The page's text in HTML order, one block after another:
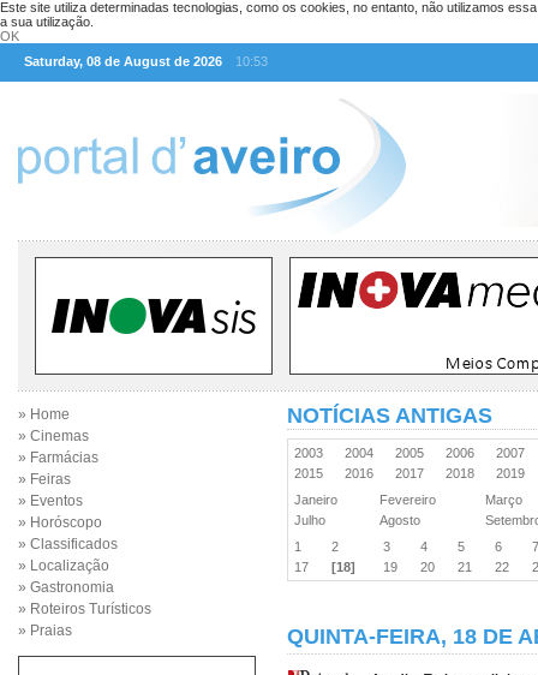
Este site utiliza determinadas tecnologias, como os cookies, no entanto, não utilizamos
a sua utilização.
OK
Saturday, 08 de August de 2026
10:53
» Home
» Cinemas
» Farmácias
» Feiras
» Eventos
» Horóscopo
» Classificados
» Localização
» Gastronomia
» Roteiros Turísticos
» Praias
NOTÍCIAS ANTIGAS
2003 2004 2005 2006
2007
2015
2016 2017 2018
2019
Janeiro
Fevereiro
Março
Julho
Agosto
1
2 3 4 5 6
17
[18] 19 20 21 22
QUINTA-FEIRA, 18 DE